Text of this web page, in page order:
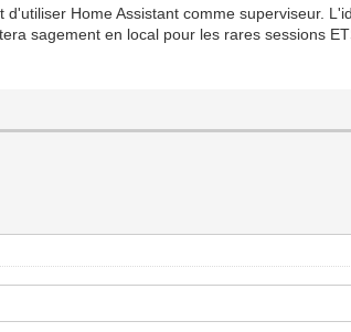
Home Assistant comme superviseur.
sagement en local pour les rares sessions